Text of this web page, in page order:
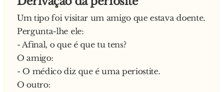
Um tipo foi visitar um amigo que estava doente.
Pergunta-lhe ele:
- Afinal, o que é que tu tens?
O amigo:
- O médico diz que é uma periostite.
O outro: